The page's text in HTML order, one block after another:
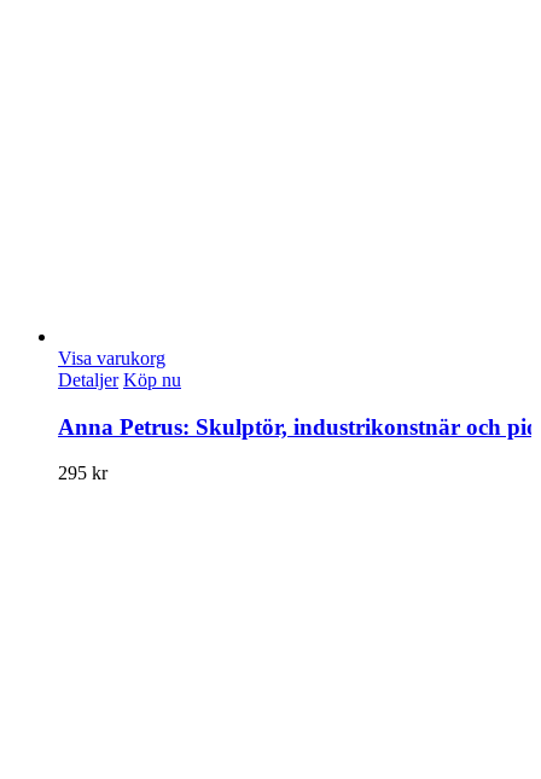
Visa varukorg
Detaljer Köp nu
Anna Petrus: Skulptör, industrikonstnär och
295 kr